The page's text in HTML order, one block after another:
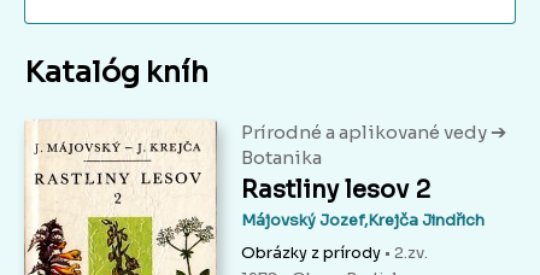
Katalóg kníh
Prírodné a aplikované vedy ➔
Botanika
Rastliny lesov 2
Májovský Jozef,Krejča Jindřich
Obrázky z prírody • 2.zv.